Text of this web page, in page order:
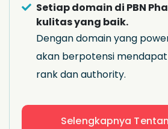
Setiap domain di PBN
kulitas yang baik.
Dengan domain yang
akan berpotensi
rank dan authority.
Selengkapnya